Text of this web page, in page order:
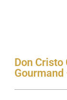
Don Cristo
Gourmand